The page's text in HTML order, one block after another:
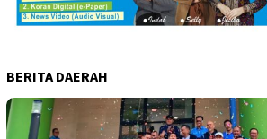
BERITA DAERAH